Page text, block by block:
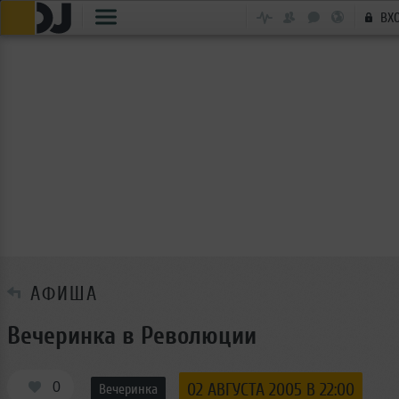
АФИША
Вечеринка в Революции
0 Вечеринка 02 АВГУСТА 2005 В 22:00